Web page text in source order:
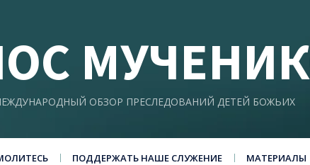
ОБЗОР ПРЕСЛЕДОВАНИЙ ДЕТЕЙ БОЖЬИХ
ПОДДЕРЖАТЬ НАШЕ СЛУЖЕНИЕ МАТЕРИАЛЫ